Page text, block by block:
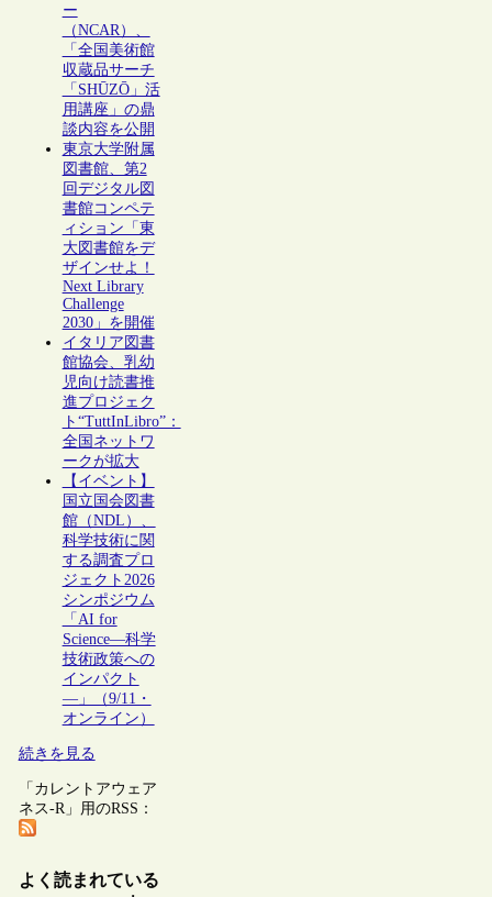
ー
（NCAR）、
「全国美術館
収蔵品サーチ
「SHŪZŌ」活
用講座」の鼎
談内容を公開
東京大学附属
図書館、第2
回デジタル図
書館コンペテ
ィション「東
大図書館をデ
ザインせよ！
Next Library
Challenge
2030」を開催
イタリア図書
館協会、乳幼
児向け読書推
進プロジェク
ト“TuttInLibro”：
全国ネットワ
ークが拡大
【イベント】
国立国会図書
館（NDL）、
科学技術に関
する調査プロ
ジェクト2026
シンポジウム
「AI for
Science―科学
技術政策への
インパクト
―」（9/11・
オンライン）
続きを見る
「カレントアウェア
ネス-R」用のRSS：
よく読まれている